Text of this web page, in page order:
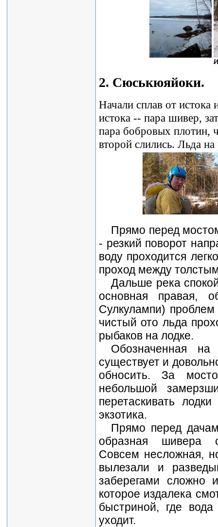
2. Сюськюяйоки.
Начали сплав от
истока -- пара шивер,
пара бобровых плотин,
второй слились. Льда
Прямо перед
- резкий поворот
воду проходится
проход между
Дальше река
основная правая,
Сулкулампи)
чистый ото льда
рыбаков на лодке.
Обозначенная на
существует и
обносить. За
небольшой
перетаскивать
экзотика.
Прямо перед
образная шивера с
Совсем несложная,
вылезали и
заберегами сложно
которое издалека
быстриной, где
уходит.